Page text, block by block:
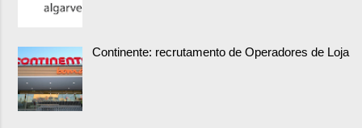
Continente: recrutamento de Operadores de Loja